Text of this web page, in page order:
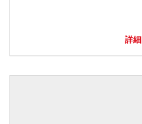
詳細